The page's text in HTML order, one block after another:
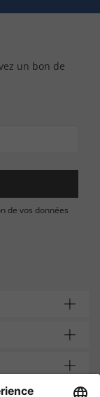
un bon de
de vos données